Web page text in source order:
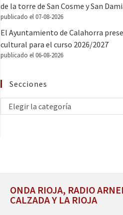
de la torre de San Cosme y San
publicado el 07-08-2026
El Ayuntamiento de Calahorra
cultural para el curso 2026/2027
publicado el 06-08-2026
Secciones
Elegir la categoría
ONDA RIOJA, RADIO
CALZADA Y LA RIOJA